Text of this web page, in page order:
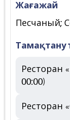
Жағажай
Песчаный;
Тамақтану
Ресторан
00:00)
Ресторан